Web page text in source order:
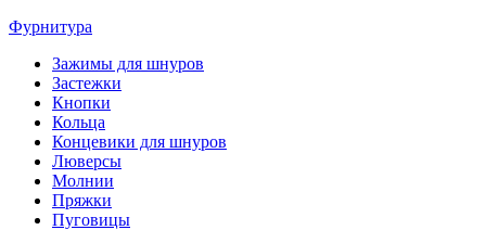
Фурнитура
Зажимы для шнуров
Застежки
Кнопки
Кольца
Концевики для шнуров
Люверсы
Молнии
Пряжки
Пуговицы